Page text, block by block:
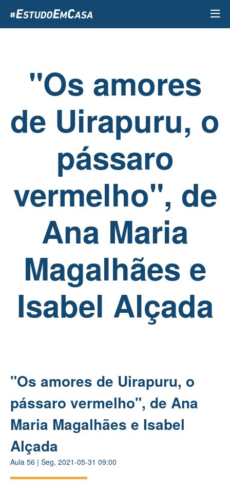
para
o
"Os amores
de Uirapuru, o
pássaro
vermelho", de
Ana Maria
Magalhães e
Isabel Alçada
"Os amores de Uirapuru, o
pássaro vermelho", de Ana
Maria Magalhães e Isabel
Alçada
Aula 56 | Seg, 2021-05-31 09:00